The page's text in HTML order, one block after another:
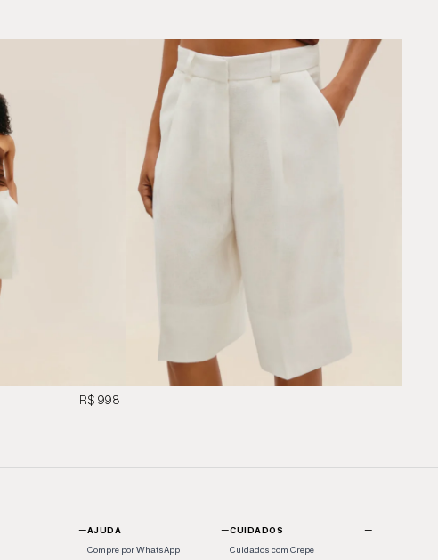
R$ 998
−AJUDA −
Compre por WhatsApp
CUIDADOS −
Cuidados com Crepe